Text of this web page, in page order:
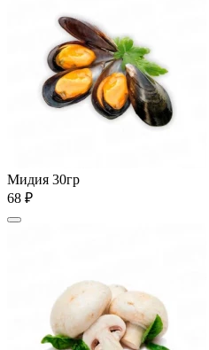
Мидия 30гр
68 ₽